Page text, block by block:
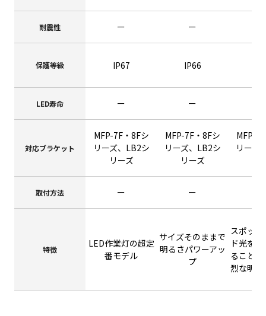
耐震性
保護等級
LED寿命
対応ブラケット
取付方法
特徴
ー
IP67
ー
MFP-7F・8Fシ
リーズ、LB2シ
リーズ
ー
LED作業灯の超定
番モデル
ー
IP66
ー
MFP-7F・8Fシ
リーズ、LB2シ
リーズ
ー
サイズそのままで
明るさパワーアッ
プ
MFP-
リーズ
スポッ
ド光を
ること
烈な明